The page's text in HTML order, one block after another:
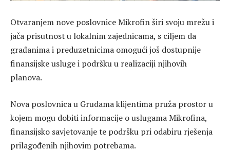
Otvaranjem nove poslovnice Mikrofin širi svoju mrežu i
jača prisutnost u lokalnim zajednicama, s ciljem da
građanima i preduzetnicima omogući još dostupnije
finansijske usluge i podršku u realizaciji njihovih
planova.
Nova poslovnica u Grudama klijentima pruža prostor u
kojem mogu dobiti informacije o uslugama Mikrofina,
finansijsko savjetovanje te podršku pri odabiru rješenja
prilagođenih njihovim potrebama.